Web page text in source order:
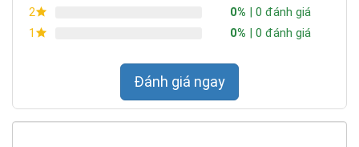
2
0% | 0 đánh giá
1
0% | 0 đánh giá
Đánh giá ngay